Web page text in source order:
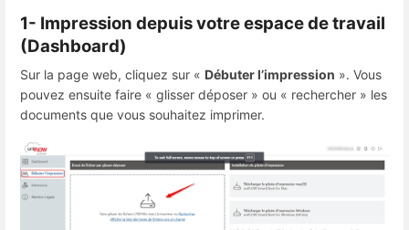
1- Impression depuis votre espace de travail
(Dashboard)
Sur la page web, cliquez sur « Débuter l’impression ». Vous
pouvez ensuite faire « glisser déposer » ou « rechercher » les
documents que vous souhaitez imprimer.